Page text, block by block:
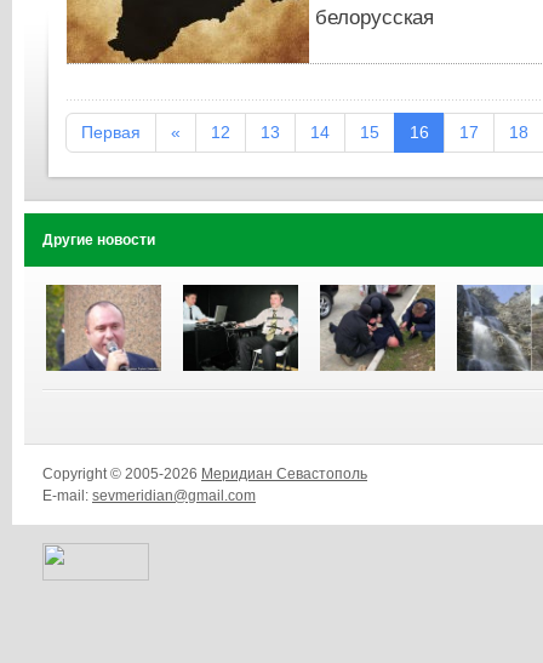
белорусская
Первая « 12 13 14 15 16 17 18
Другие новости
Copyright © 2005-2026 Меридиан Севастополь
E-mail: sevmeridian@gmail.com